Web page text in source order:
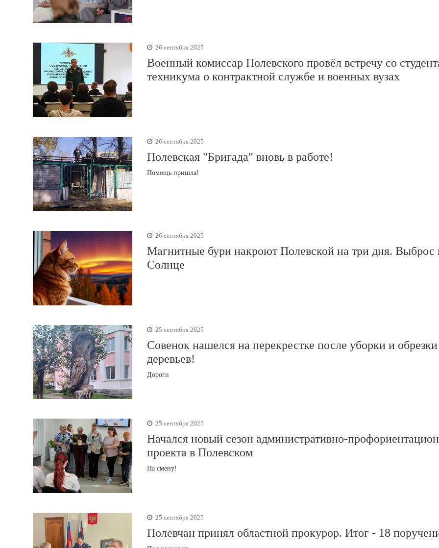
26 сентября 2025
Военный комиссар Полевского провёл встречу со
техникума о контрактной службе и военных вузах
26 сентября 2025
Полевская "Бригада" вновь в работе!
Помощь пришла!
26 сентября 2025
Магнитные бури накроют Полевской на три дня. Выброс
Солнце
25 сентября 2025
Совенок нашелся на перекрестке после уборки и обрезки
деревьев!
Дороги
25 сентября 2025
Начался новый сезон административно-
проекта в Полевском
На смену!
25 сентября 2025
Полевчан принял областной прокурор. Итог - 18